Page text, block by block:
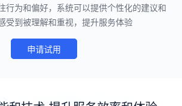
行为和偏好，系统可以提供个性化的建议和
受到被理解和重视，提升服务体验
申请试用